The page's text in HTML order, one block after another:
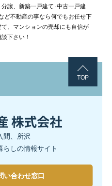
譲、新築一戸建て･中古一戸建
ど不動産の事なら何でもお任せ下
、マンションの売却にも自信が
下さい！
TOP
間、所沢
らしの情報サイト
い合わせ窓口